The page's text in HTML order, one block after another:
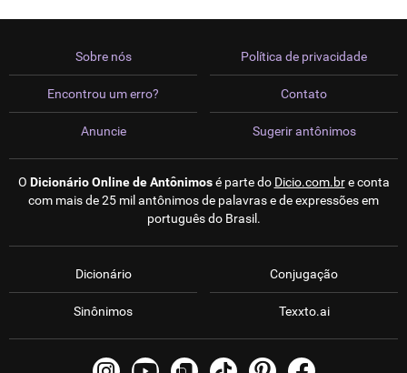
Sobre nós
Encontrou um erro?
Anuncie
Política de privacidade
Contato
Sugerir antônimos
O Dicionário Online de Antônimosé parte do Dicio.com.bre conta
com mais de 25 mil antônimos de palavras e de expressões em
português do Brasil.
Dicionário
Sinônimos
Conjugação
Texxto.ai